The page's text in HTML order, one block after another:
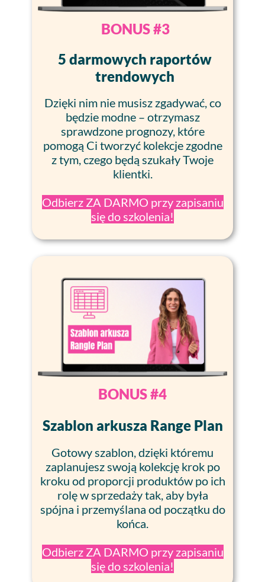
Gotowy szablon, dzięki któremu
zaplanujesz swoją kolekcję krok po
kroku od proporcji produktów po ich
rolę w sprzedaży tak, aby była
spójna i przemyślana od początku do
końca.
Odbierz ZA DARMO przy zapisaniu
się do szkolenia!
Szablon arkusza Range Plan
BONUS #4
Dzięki nim nie musisz zgadywać, co
będzie modne – otrzymasz
sprawdzone prognozy, które
pomogą Ci tworzyć kolekcje zgodne
z tym, czego będą szukały Twoje
klientki.
Odbierz ZA DARMO przy zapisaniu
się do szkolenia!
5 darmowych raportów
trendowych
BONUS #3